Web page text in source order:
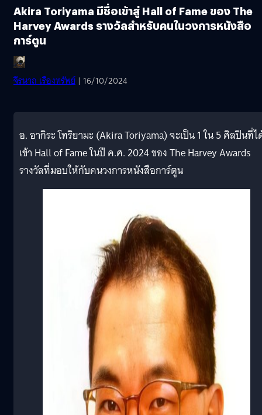
Akira Toriyama มีชื่อเข้าสู่ Hall of Fame ของ The
Harvey Awards รางวัลสำหรับคนในวงการหนังสือ
การ์ตูน
จีรนาถ เรืองทรัพย์ | 16/10/2024
อ. อากิระ โทริยามะ (Akira Toriyama) จะเป็น 1 ใน 5 ศิลปินที่
เข้า Hall of Fame ในปี ค.ศ. 2024 ของ The Harvey Awards
รางวัลที่มอบให้กับคนวงการหนังสือการ์ตูน